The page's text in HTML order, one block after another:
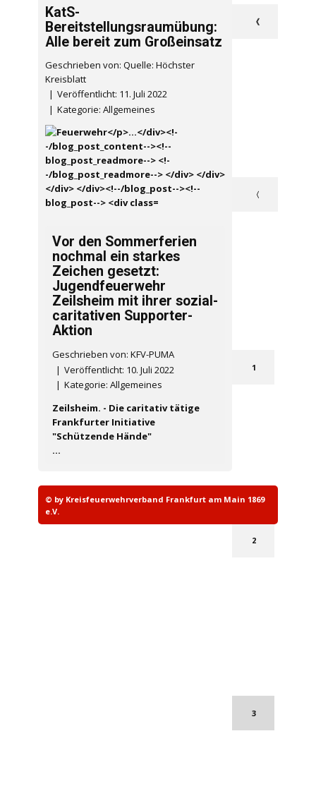
KatS-
Bereitstellungsraumübung:
Alle bereit zum Großeinsatz
Geschrieben von: Quelle: Höchster
Kreisblatt
Veröffentlicht: 11. Juli 2022
Kategorie: Allgemeines
Vor den Sommerferien
nochmal ein starkes
Zeichen gesetzt:
Jugendfeuerwehr
Zeilsheim mit ihrer sozial-
caritativen Supporter-
Aktion
Geschrieben von: KFV-PUMA
Veröffentlicht: 10. Juli 2022
Kategorie: Allgemeines
Zeilsheim. - Die caritativ tätige
Frankfurter Initiative
"Schützende Hände"
...
《
〈
1
2
3
© by Kreisfeuerwehrverband Frankfurt am Main 1869
e.V.